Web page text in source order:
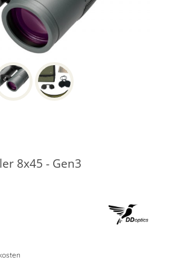
8x45 - Gen3